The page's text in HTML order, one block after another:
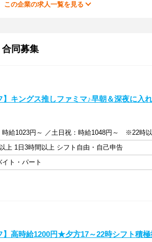
この企業の求人一覧を見る
同募集
】キングス推しファミマ♪早朝＆深夜に入
時給1023円～ ／土日祝：時給1048円～ ※22時
上 1日3時間以上 シフト自由・自己申告
イト・パート
】高時給1200円★夕方17～22時シフト積極